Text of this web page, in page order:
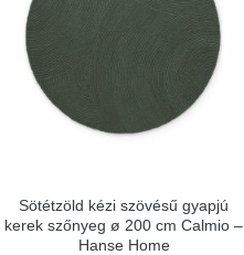
Sötétzöld kézi szövésű gyapjú
kerek szőnyeg ø 200 cm Calmio –
Hanse Home